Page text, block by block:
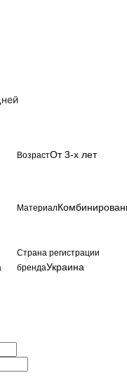
ВозрастОт 3-х лет
Материал
Страна регистрации
брендаУкраина